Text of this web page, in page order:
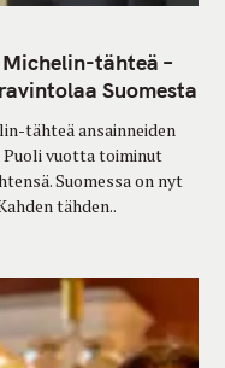
tähteä –
Suomesta
tähteä ansainneiden
vuotta toiminut
Suomessa on nyt
tähden..